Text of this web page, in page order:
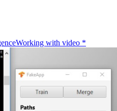
Working with video *